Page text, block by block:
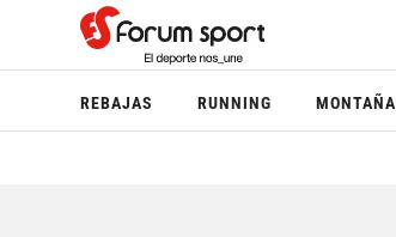
REBAJAS RUNNING MONTAÑA